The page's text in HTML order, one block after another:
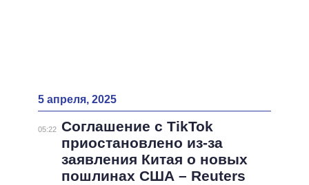
5 апреля, 2025
05:22 Соглашение с TikTok
приостановлено из-за
заявления Китая о новых
пошлинах США – Reuters